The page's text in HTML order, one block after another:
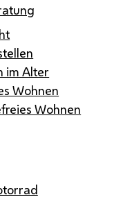
im Alter
Wohnen
Wohnen